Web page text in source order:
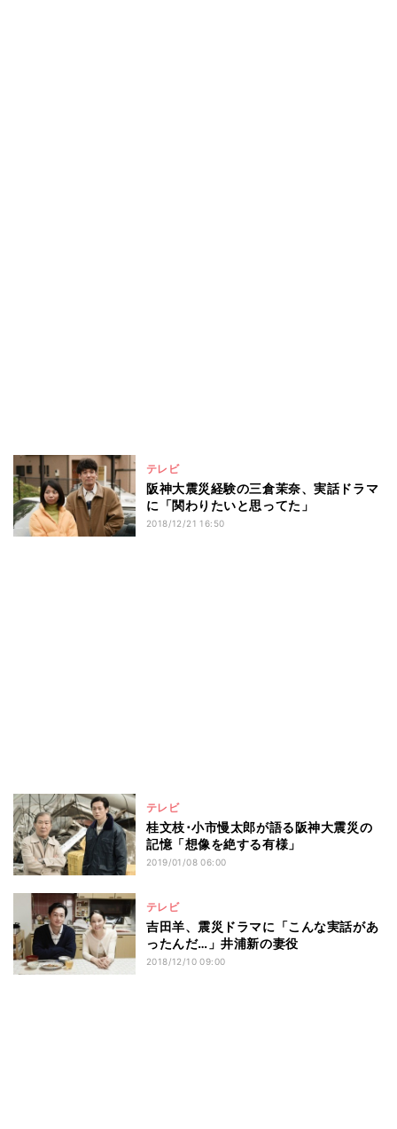
テレビ
阪神大震災経験の三倉茉奈、実話ドラマ
に「関わりたいと思ってた」
2018/12/21 16:50
テレビ
桂文枝･小市慢太郎が語る阪神大震災の
記憶「想像を絶する有様」
2019/01/08 06:00
テレビ
吉田羊、震災ドラマに「こんな実話があ
ったんだ…」井浦新の妻役
2018/12/10 09:00